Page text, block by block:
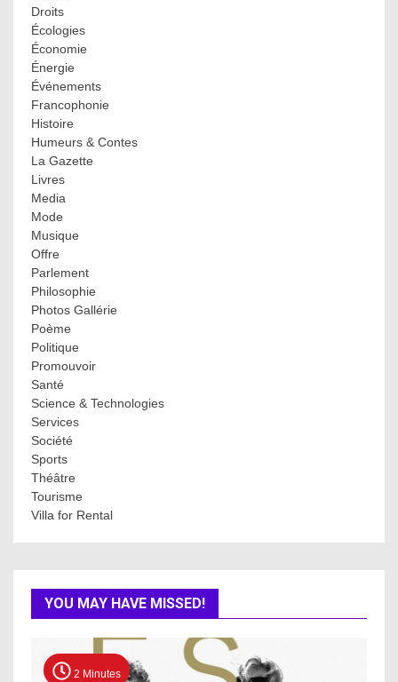
Droits
Écologies
Économie
Énergie
Événements
Francophonie
Histoire
Humeurs & Contes
La Gazette
Livres
Media
Mode
Musique
Offre
Parlement
Philosophie
Photos Gallérie
Poème
Politique
Promouvoir
Santé
Science & Technologies
Services
Société
Sports
Théâtre
Tourisme
Villa for Rental
YOU MAY HAVE MISSED!
2 Minutes